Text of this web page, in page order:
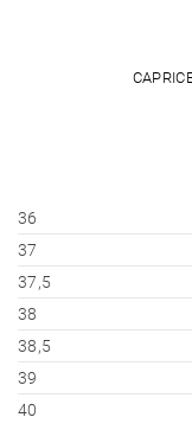
36
37
37,5
38
38,5
39
40